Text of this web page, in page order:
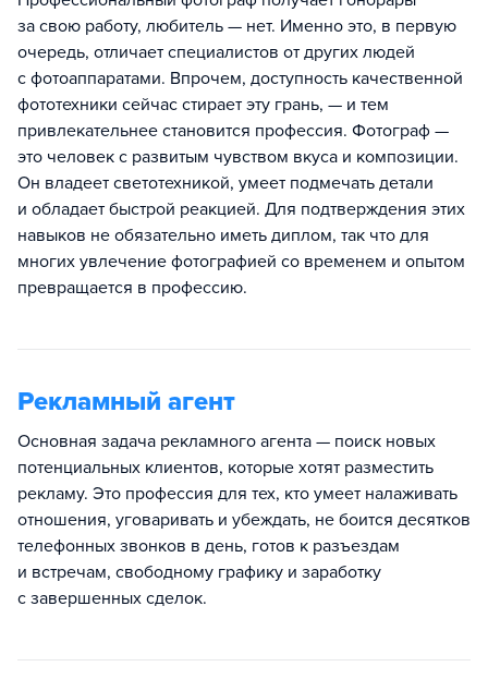
за свою работу, любитель — нет. Именно это, в первую
очередь, отличает специалистов от других людей
с фотоаппаратами. Впрочем, доступность качественной
фототехники сейчас стирает эту грань, — и тем
привлекательнее становится профессия. Фотограф —
это человек с развитым чувством вкуса и композиции.
Он владеет светотехникой, умеет подмечать детали
и обладает быстрой реакцией. Для подтверждения этих
навыков не обязательно иметь диплом, так что для
многих увлечение фотографией со временем и опытом
превращается в профессию.
Рекламный агент
Основная задача рекламного агента — поиск новых
потенциальных клиентов, которые хотят разместить
рекламу. Это профессия для тех, кто умеет налаживать
отношения, уговаривать и убеждать, не боится десятков
телефонных звонков в день, готов к разъездам
и встречам, свободному графику и заработку
с завершенных сделок.